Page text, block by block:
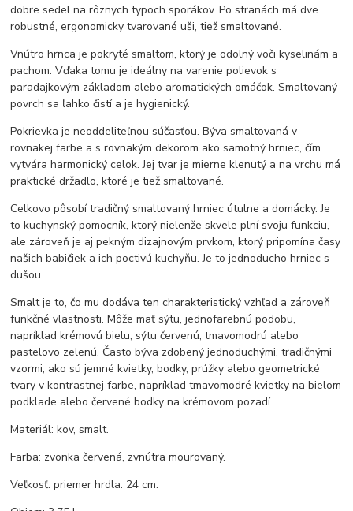
dobre sedel na rôznych typoch sporákov. Po stranách má dve
robustné, ergonomicky tvarované uši, tiež smaltované.
Vnútro hrnca je pokryté smaltom, ktorý je odolný voči kyselinám a
pachom. Vďaka tomu je ideálny na varenie polievok s
paradajkovým základom alebo aromatických omáčok. Smaltovaný
povrch sa ľahko čistí a je hygienický.
Pokrievka je neoddeliteľnou súčasťou. Býva smaltovaná v
rovnakej farbe a s rovnakým dekorom ako samotný hrniec, čím
vytvára harmonický celok. Jej tvar je mierne klenutý a na vrchu má
praktické držadlo, ktoré je tiež smaltované.
Celkovo pôsobí tradičný smaltovaný hrniec útulne a domácky. Je
to kuchynský pomocník, ktorý nielenže skvele plní svoju funkciu,
ale zároveň je aj pekným dizajnovým prvkom, ktorý pripomína časy
našich babičiek a ich poctivú kuchyňu. Je to jednoducho hrniec s
dušou.
Smalt je to, čo mu dodáva ten charakteristický vzhľad a zároveň
funkčné vlastnosti. Môže mať sýtu, jednofarebnú podobu,
napríklad krémovú bielu, sýtu červenú, tmavomodrú alebo
pastelovo zelenú. Často býva zdobený jednoduchými, tradičnými
vzormi, ako sú jemné kvietky, bodky, prúžky alebo geometrické
tvary v kontrastnej farbe, napríklad tmavomodré kvietky na bielom
podklade alebo červené bodky na krémovom pozadí.
Materiál: kov, smalt.
Farba: zvonka červená, zvnútra mourovaný.
Veľkosť: priemer hrdla: 24 cm.